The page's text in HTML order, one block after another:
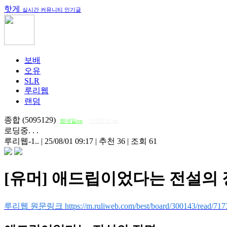
핫게 실시간 커뮤니티 인기글
보배
오유
SLR
루리웹
랜덤
종합 (5095129) 썸네일on
로딩중. . .
루리웹-1.. | 25/08/01 09:17 | 추천 36 | 조회 61
[유머] 애드립이었다는 전설의
루리웹 원문링크 https://m.ruliweb.com/best/board/300143/read/